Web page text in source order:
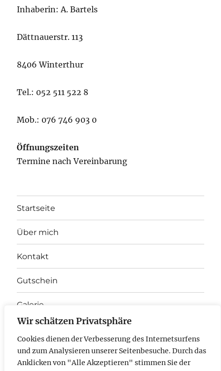
Wir schätzen Privatsphäre
Cookies dienen der Verbesserung des Internetsurfens
und zum Analysieren unserer Seitenbesuche. Durch das
Anklicken von "Alle Akzeptieren" stimmen Sie der
Inhaberin: A. Bartels
Dättnauerstr. 113
8406 Winterthur
Tel.: 052 511 522 8
Mob.: 076 746 903 0
Öffnungszeiten
Termine nach Vereinbarung
Startseite
Über mich
Kontakt
Gutschein
Galerie
anzeigen
E-